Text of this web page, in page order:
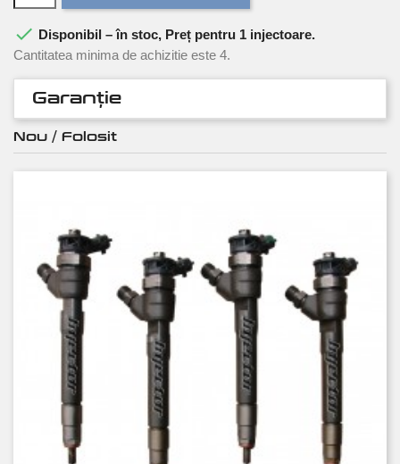
 Disponibil – în stoc, Preț pentru 1 injectoare.
Cantitatea minima de achizitie este 4.
Garanție
Nou / Folosit